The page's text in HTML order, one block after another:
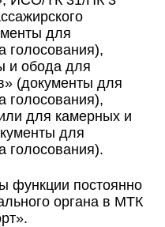
для
голосования),
обода для
(документы для
голосования),
для камерных и
для
голосования).
функции постоянно
органа в МТК